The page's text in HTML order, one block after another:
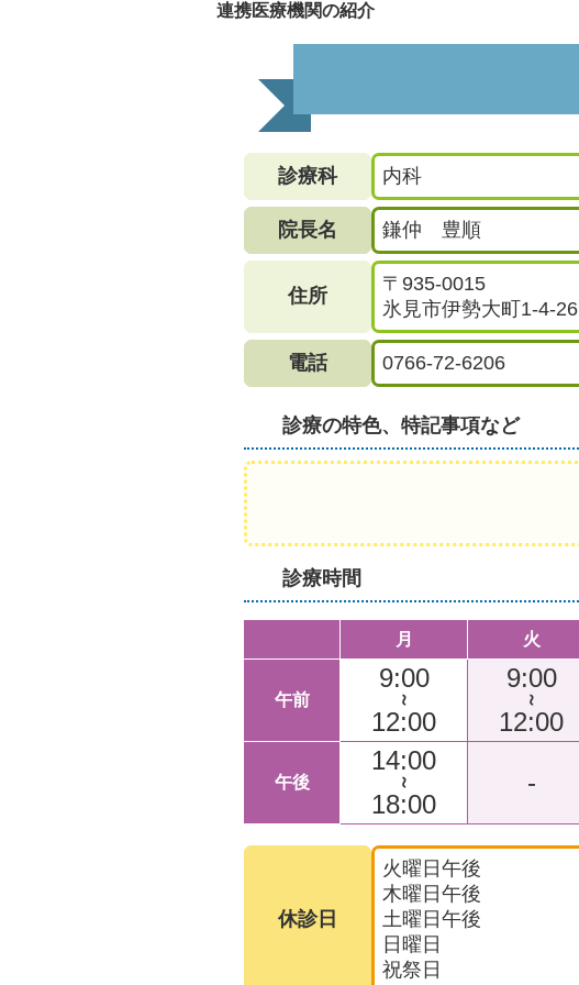
診療科 内科
院長名 鎌仲 豊順
住所
〒935-0015
氷見市伊勢大町1-4-26
電話 0766-72-6206
診療の特色、特記事項など
診療時間
月 火
午前
9:00
～
12:00
9:00
～
12:00
午後
14:00
～
18:00
-
休診日
火曜日午後
木曜日午後
土曜日午後
日曜日
祝祭日
連携医療機関の紹介